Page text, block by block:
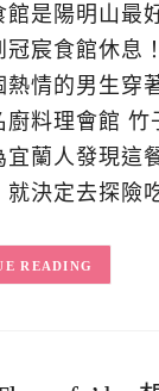
館是陽明山最
冠宸食館休息
熱情的男生穿
廚料理會館 竹
宜蘭人發現這
就決定去探險
READING